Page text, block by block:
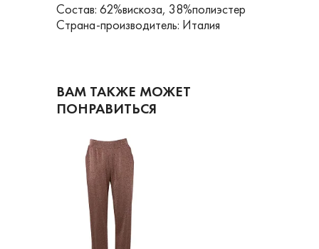
Состав: 62%вискоза, 38%полиэстер
Страна-производитель: Италия
ВАМ ТАКЖЕ МОЖЕТ
ПОНРАВИТЬСЯ